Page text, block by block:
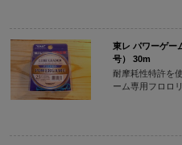
東レ パワーゲ
号） 30m
耐摩耗性特許を
ーム専用フロロ